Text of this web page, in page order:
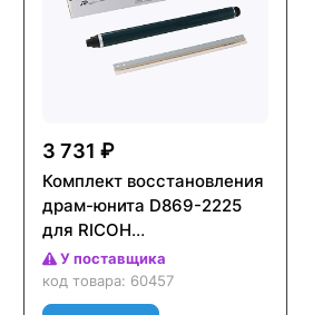
3 731 ₽
Комплект восстановления
драм-юнита D869-2225
для RICOH
MP2554SP/3054SP/3554SP/
(CET), CET501052
У поставщика
код товара: 60457